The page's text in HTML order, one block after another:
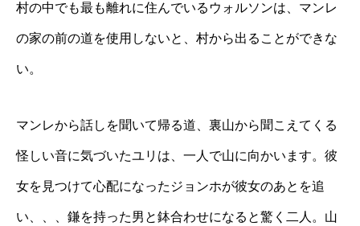
村の中でも最も離れに住んでいるウォルソンは、マンレ
の家の前の道を使用しないと、村から出ることができな
い。
マンレから話しを聞いて帰る道、裏山から聞こえてくる
怪しい音に気づいたユリは、一人で山に向かいます。彼
女を見つけて心配になったジョンホが彼女のあとを追
い、、、鎌を持った男と鉢合わせになると驚く二人。山